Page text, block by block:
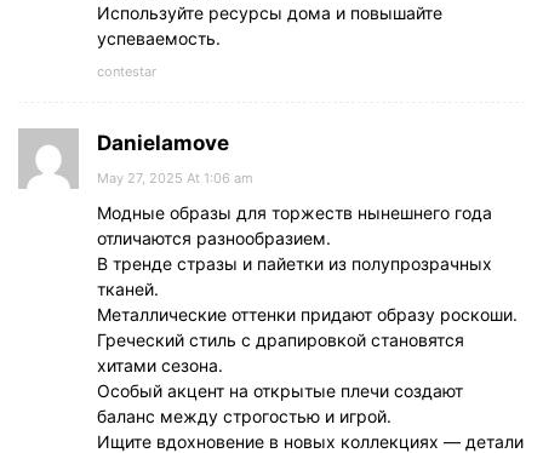
Используйте ресурсы дома и повышайте
успеваемость.
contestar
Danielamove
May 27, 2025 At 1:06 am
Модные образы для торжеств нынешнего года
отличаются разнообразием.
В тренде стразы и пайетки из полупрозрачных
тканей.
Металлические оттенки придают образу роскоши.
Греческий стиль с драпировкой становятся
хитами сезона.
Особый акцент на открытые плечи создают
баланс между строгостью и игрой.
Ищите вдохновение в новых коллекциях — детали